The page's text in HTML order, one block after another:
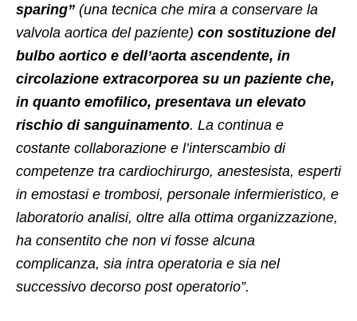
sparing” (una tecnica che mira a conservare la
valvola aortica del paziente) con sostituzione del
bulbo aortico e dell’aorta ascendente, in
circolazione extracorporea su un paziente che,
in quanto emofilico, presentava un elevato
rischio di sanguinamento. La continua e
costante collaborazione e l’interscambio di
competenze tra cardiochirurgo, anestesista, esperti
in emostasi e trombosi, personale infermieristico, e
laboratorio analisi, oltre alla ottima organizzazione,
ha consentito che non vi fosse alcuna
complicanza, sia intra operatoria e sia nel
successivo decorso post operatorio”.